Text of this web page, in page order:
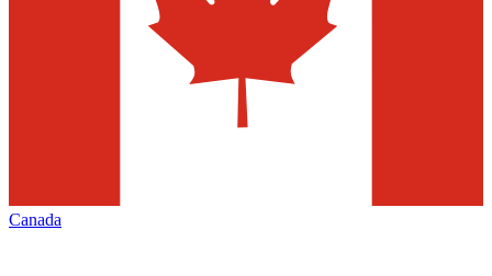
Canada